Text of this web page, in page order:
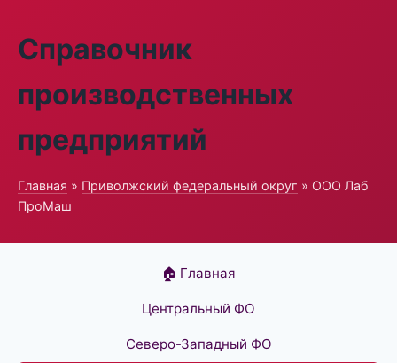
Справочник
производственных
предприятий
Главная » Приволжский федеральный округ » ООО Лаб
ПроМаш
🏠 Главная
Центральный ФО
Северо-Западный ФО